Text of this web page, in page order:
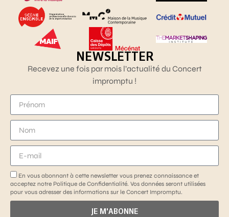
NEWSLETTER
Recevez une fois par mois l’actualité du Concert
impromptu !
En vous abonnant à cette newsletter vous prenez connaissance et
acceptez notre Politique de Confidentialité. Vos données seront utilisées
pour vous adresser des informations sur le Concert Impromptu.
JE M'ABONNE